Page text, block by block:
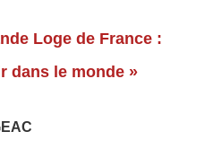
Loge de France :
dans le monde »